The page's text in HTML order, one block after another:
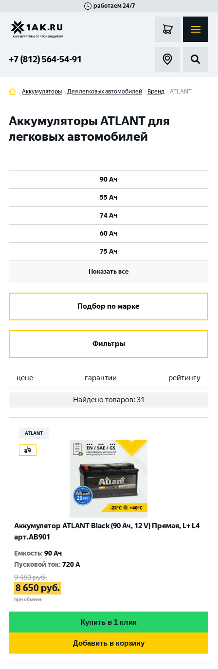
работаем 24/7
+7 (812) 564-54-91
Аккумуляторы Для легковых автомобилей Бренд ATLANT
Аккумуляторы ATLANT для
легковых автомобилей
90 Ач
55 Ач
74 Ач
60 Ач
75 Ач
Показать все
Подбор по марке
Фильтры
цене гарантии рейтингу
Найдено товаров: 31
ATLANT
Аккумулятор ATLANT Black (90 Ач, 12 V) Прямая, L+ L4
арт.AB901
Емкость:90 Ач
Пусковой ток:720 A
9 460руб.
8 650 руб.
при обмене
Купить в 1 клик
Добавить в корзину
Гатчина